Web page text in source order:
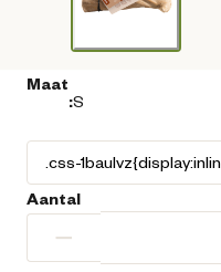
Maat
:S
Aantal
−